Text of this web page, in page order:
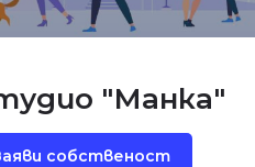
"Манка"
собственост